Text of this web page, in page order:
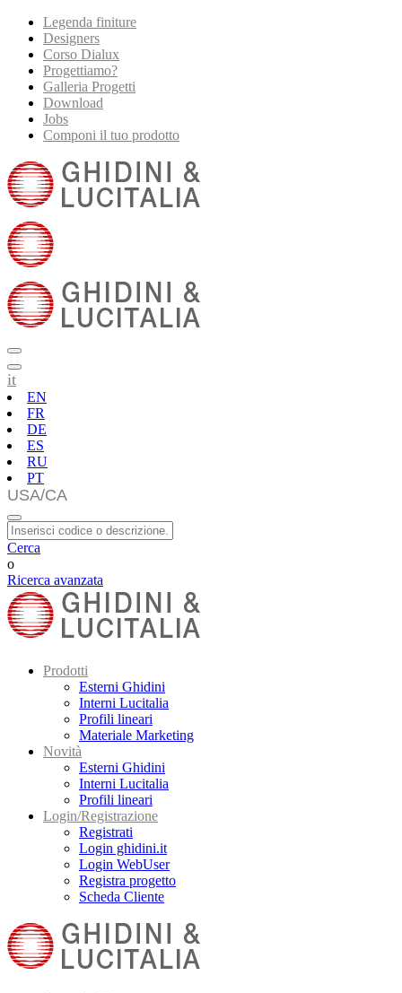
Legenda finiture
Designers
Corso Dialux
Progettiamo?
Galleria Progetti
Download
Jobs
Componi il tuo prodotto
it
EN
FR
DE
ES
RU
PT
Cerca
o
Ricerca avanzata
Prodotti
Esterni Ghidini
Interni Lucitalia
Profili lineari
Materiale Marketing
Novità
Esterni Ghidini
Interni Lucitalia
Profili lineari
Login/Registrazione
Registrati
Login ghidini.it
Login WebUser
Registra progetto
Scheda Cliente